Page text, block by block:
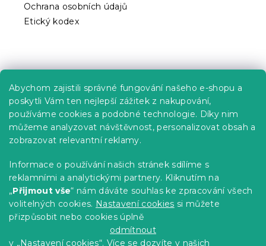
Abychom zajistili správné fungování našeho e-shopu a
poskytli Vám ten nejlepší zážitek z nakupování,
používáme cookies a podobné technologie. Díky nim
můžeme analyzovat návštěvnost, personalizovat obsah a
zobrazovat relevantní reklamy.
Informace o používání našich stránek sdílíme s
reklamními a analytickými partnery. Kliknutím na
„Přijmout vše“ nám dáváte souhlas ke zpracování všech
volitelných cookies. Nastavení cookies si můžete
přizpůsobit nebo cookies úplně
odmítnout
v „Nastavení cookies“. Více se dozvíte v našich
Ochrana osobních údajů
Etický kodex
Kariéra
Poptávky a B2B spolupráce
Proč se u nás registrovat?
Věrnostní program - Sleva až 10 %
Návody
Tabulky velikostí
Blog